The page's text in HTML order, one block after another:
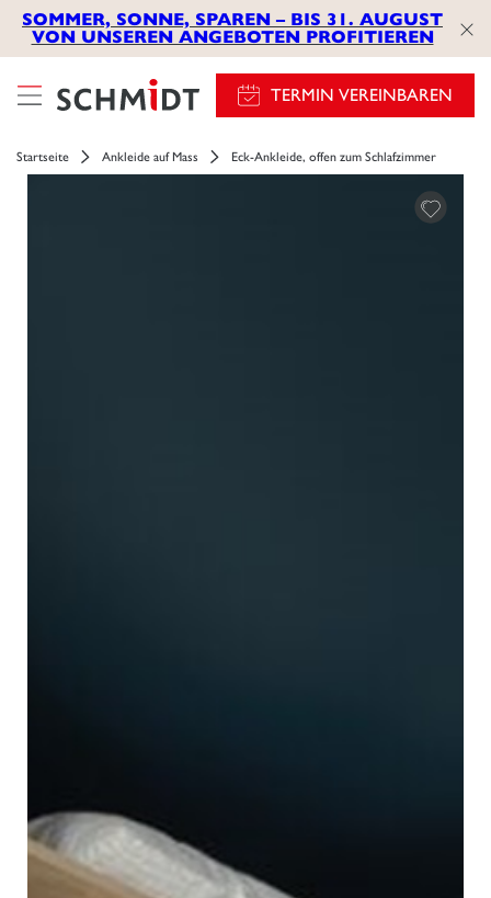
SOMMER, SONNE, SPAREN – BIS 31. AUGUST
VON UNSEREN ANGEBOTEN PROFITIEREN
TERMIN VEREINBAREN
Startseite Ankleide auf Mass Eck-Ankleide, offen zum Schlafzimmer